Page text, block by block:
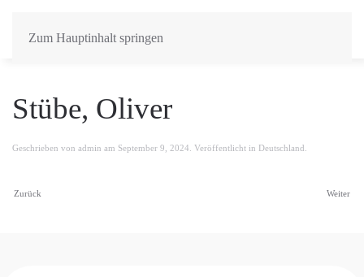
Zum Hauptinhalt springen
Stübe, Oliver
Geschrieben von admin am September 9, 2024. Veröffentlicht in Deutschland .
Zurück Weiter